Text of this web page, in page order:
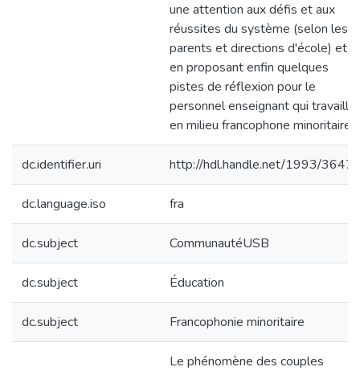
une attention aux défis et aux
réussites du système (selon les
parents et directions d'école) et
en proposant enfin quelques
pistes de réflexion pour le
personnel enseignant qui travaille
en milieu francophone minoritaire.
dc.identifier.uri http://hdl.handle.net/1993/
dc.language.iso fra
dc.subject CommunautéUSB
dc.subject Éducation
dc.subject Francophonie minoritaire
Le phénomène des couples